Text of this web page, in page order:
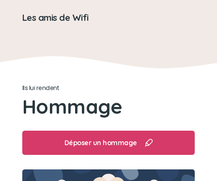
ses moments de folies et très gourmand.
Attentif et câlin envers son maître.
Les bains de soleil ☀️
Les amis de Wifi
Ils lui rendent
Hommage
Déposer un hommage